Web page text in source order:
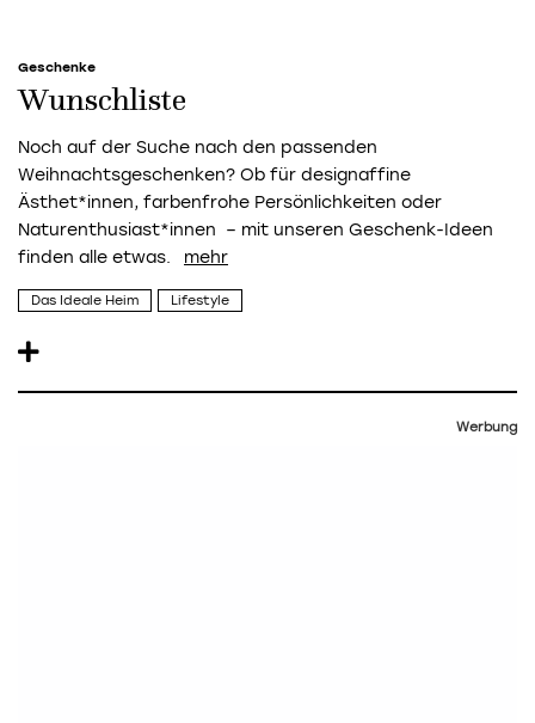
Geschenke
Wunschliste
Noch auf der Suche nach den passenden
Weihnachtsgeschenken? Ob für designaffine
Ästhet*innen, farbenfrohe Persönlichkeiten oder
Naturenthusiast*innen – mit unseren Geschenk-Ideen
finden alle etwas.
Das Ideale Heim Lifestyle
Werbung